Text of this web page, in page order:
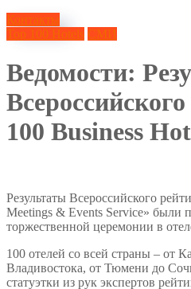
Контакты
Top 100 Hotels СМИ
Ведомости:
100 Business
Результаты Всероссийского
Meetings & Events Service» были
торжественной церемонии в
100 отелей со всей страны – от
Владивостока, от Тюмени до
статуэтки из рук экспертов